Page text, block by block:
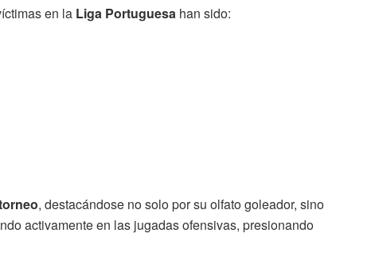
en la Liga Portuguesa han sido:
, destacándose no solo por su olfato goleador, sino
activamente en las jugadas ofensivas, presionando